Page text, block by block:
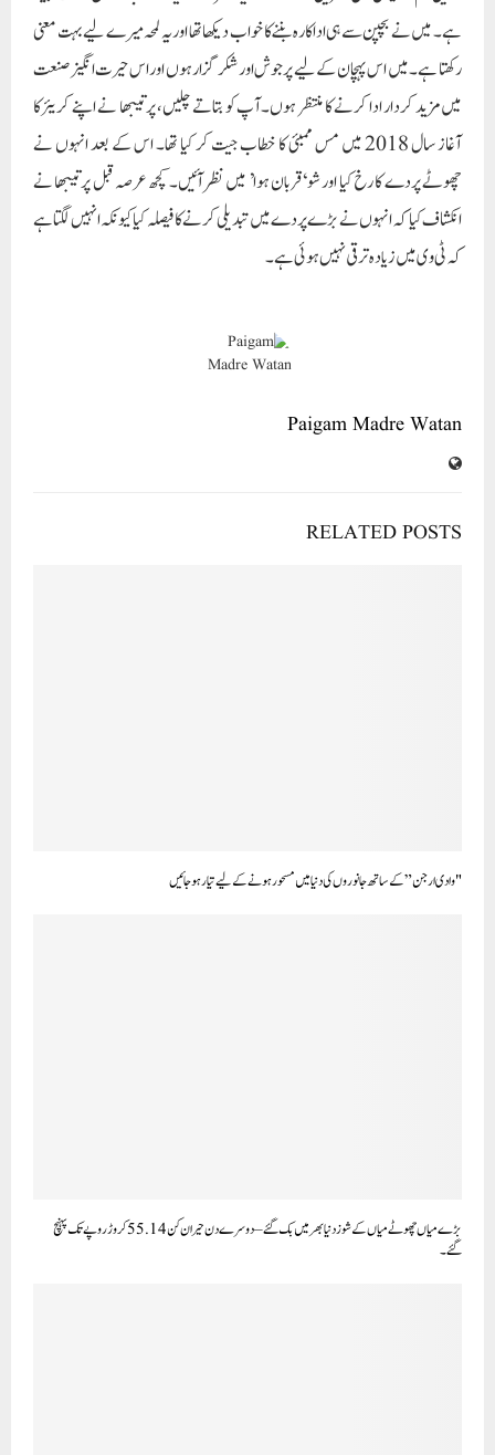
ہے۔ میں نے بچپن سے ہی اداکارہ بننے کا خواب دیکھا تھا اور یہ لمحہ میرے لیے بہت معنی
رکھتا ہے۔ میں اس پہچان کے لیے پرجوش اور شکر گزار ہوں اور اس حیرت انگیز صنعت
میں مزید کردار ادا کرنے کا منتظر ہوں۔آپ کو بتاتے چلیں، پرتیبھا نے اپنے کریئر کا
آغاز سال 2018 میں مس ممبئی کا خطاب جیت کر کیا تھا۔ اس کے بعد انہوں نے
چھوٹے پردے کا رخ کیا اور شو ‘قربان ہوا’ میں نظر آئیں۔ کچھ عرصہ قبل پرتیبھا نے
انکشاف کیا کہ انہوں نے بڑے پردے میں تبدیلی کرنے کا فیصلہ کیا کیونکہ انہیں لگتا ہے
کہ ٹی وی میں زیادہ ترقی نہیں ہوئی ہے۔
Paigam Madre Watan
RELATED POSTS
"وادی ارجن” کے ساتھ جانوروں کی دنیا میں مسحور ہونے کے لیے تیار ہو جائیں
بڑے میاں چھوٹے میاں کے شوز دنیا بھر میں بک گئے – دوسرے دن حیران کن 55.14 کروڑ روپے تک پہنچ
گئے۔